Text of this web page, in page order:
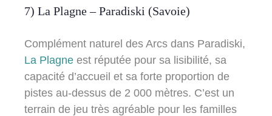
7) La Plagne – Paradiski (Savoie)
Complément naturel des Arcs dans Paradiski,
La Plagne est réputée pour sa lisibilité, sa
capacité d’accueil et sa forte proportion de
pistes au-dessus de 2 000 mètres. C’est un
terrain de jeu très agréable pour les familles